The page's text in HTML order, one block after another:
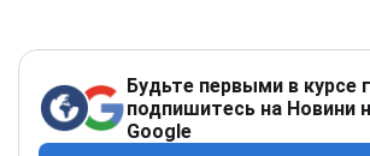
Будьте первыми в курсе
подпишитесь на Новини
Google